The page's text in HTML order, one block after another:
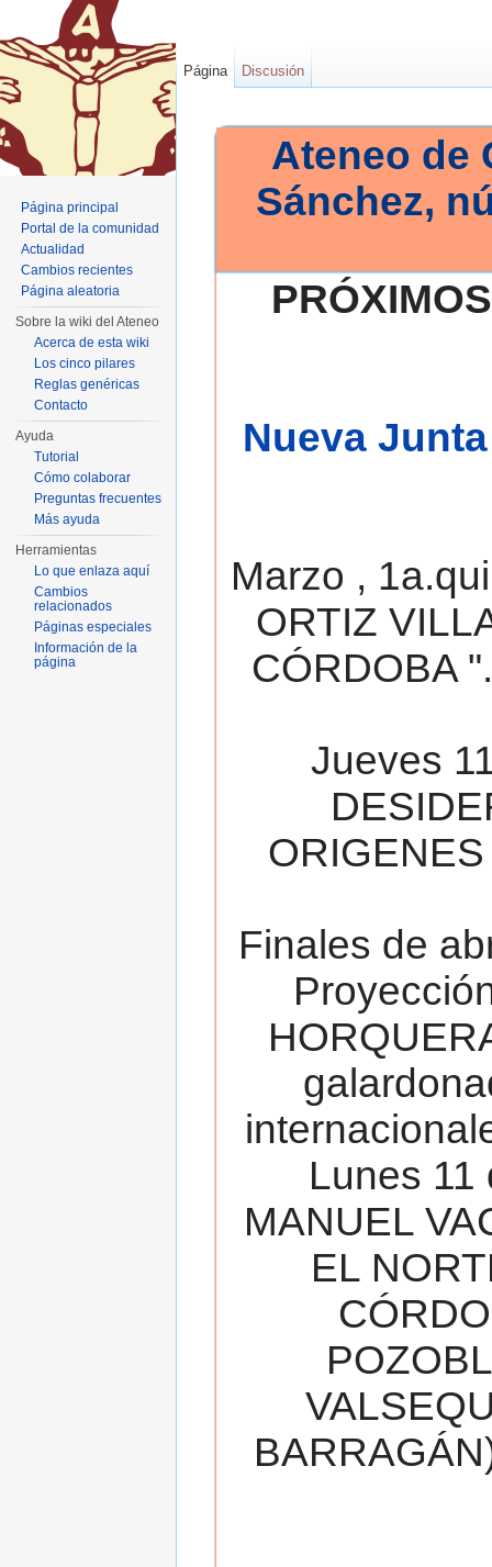
Ateneo de
Sánchez,
Nueva
Marzo ,
ORTIZ
CÓRDOBA
Jueves
Finales de
Lunes 11
MANUEL
EL
Página Discusión
Página principal
Portal de la comunidad
Actualidad
Cambios recientes
Página aleatoria
Sobre la wiki del Ateneo
Acerca de esta wiki
Los cinco pilares
Reglas genéricas
Contacto
Ayuda
Tutorial
Cómo colaborar
Preguntas frecuentes
Más ayuda
Herramientas
Lo que enlaza aquí
Cambios
relacionados
Páginas especiales
Información de la
página